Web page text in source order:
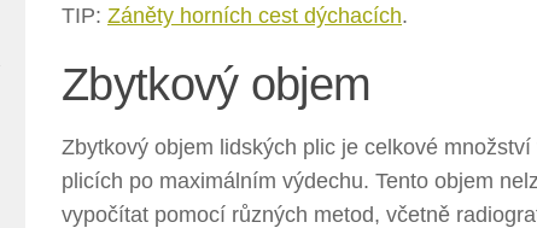
TIP: Záněty horních cest dýchacích.
Zbytkový objem
Zbytkový objem lidských plic je celkové
plicích po maximálním výdechu. Tento objem
vypočítat pomocí různých metod, včetně